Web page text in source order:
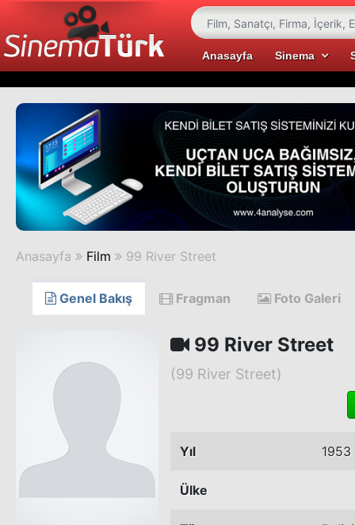
Anasayfa Sinema
Anasayfa Film 99 River Street
Genel Bakış Fragman Foto Galeri
99 River Street
(99 River Street)
Yıl 1953
Ülke